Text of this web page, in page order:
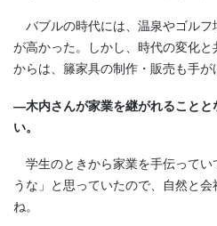
バブルの時代には、温泉やゴルフ
が高かった。しかし、時代の変化
からは、籐家具の制作・販売も手が
―木内さんが家業を継がれることと
い。
学生のときから家業を手伝ってい
うな」と思っていたので、自然と
ね。